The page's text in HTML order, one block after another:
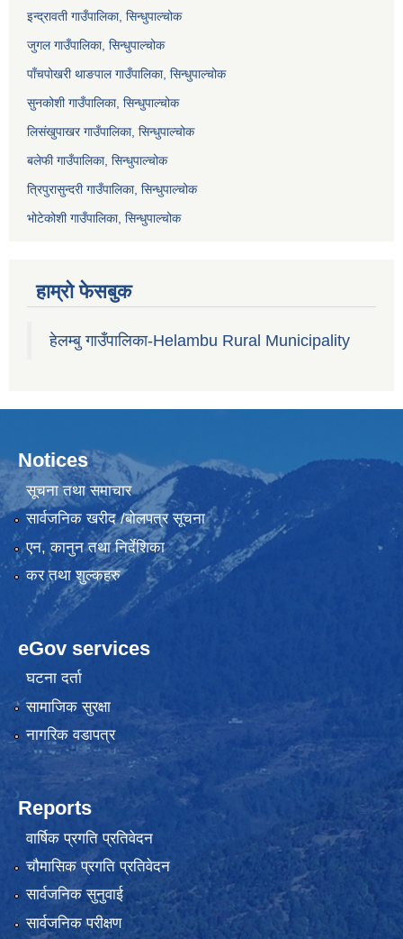
इन्द्रावती गाउँपालिका, सिन्धुपाल्चोक
जुगल गाउँपालिका, सिन्धुपाल्चोक
पाँचपोखरी थाङपाल गाउँपालिका, सिन्धुपाल्चोक
सुनकोशी गाउँपालिका, सिन्धुपाल्चोक
लिसंखुपाखर गाउँपालिका, सिन्धुपाल्चोक
बलेफी गाउँपालिका, सिन्धुपाल्चोक
त्रिपुरासुन्दरी गाउँपालिका, सिन्धुपाल्चोक
भोटेकोशी गाउँपालिका, सिन्धुपाल्चोक
हाम्रो फेसबुक
हेलम्बु गाउँपालिका-Helambu Rural Municipality
Notices
सूचना तथा समाचार
सार्वजनिक खरीद /बोलपत्र सूचना
एन, कानुन तथा निर्देशिका
कर तथा शुल्कहरु
eGov services
घटना दर्ता
सामाजिक सुरक्षा
नागरिक वडापत्र
Reports
वार्षिक प्रगति प्रतिवेदन
चौमासिक प्रगति प्रतिवेदन
सार्वजनिक सुनुवाई
सार्वजनिक परीक्षण